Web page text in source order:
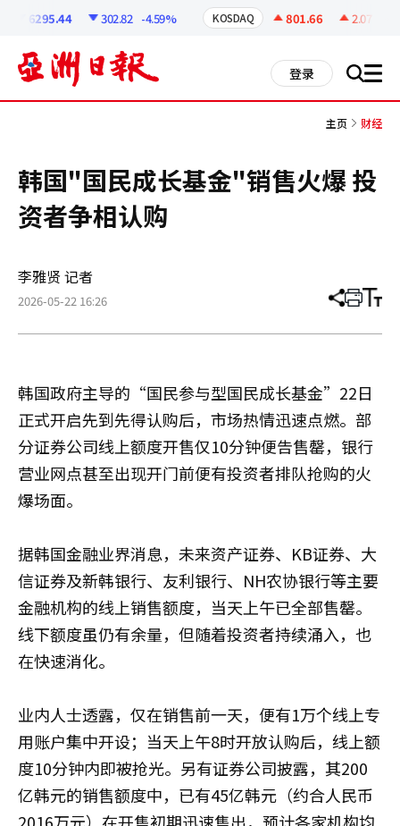
6295.44 302.82 -4.59% KOSDAQ 801.66 2.07
登录 搜 all
主页 财经
韩国"国民成长基金"销售火爆 投
资者争相认购
李雅贤 记者
2026-05-22 16:26 分
章
打 调
小
韩国政府主导的“国民参与型国民成长基金”22日
正式开启先到先得认购后，市场热情迅速点燃。部
分证券公司线上额度开售仅10分钟便告售罄，银行
营业网点甚至出现开门前便有投资者排队抢购的火
爆场面。
据韩国金融业界消息，未来资产证券、KB证券、大
信证券及新韩银行、友利银行、NH农协银行等主要
金融机构的线上销售额度，当天上午已全部售罄。
线下额度虽仍有余量，但随着投资者持续涌入，也
在快速消化。
业内人士透露，仅在销售前一天，便有1万个线上专
用账户集中开设；当天上午8时开放认购后，线上额
度10分钟内即被抢光。另有证券公司披露，其200
亿韩元的销售额度中，已有45亿韩元（约合人民币